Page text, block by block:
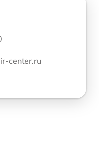
center.ru